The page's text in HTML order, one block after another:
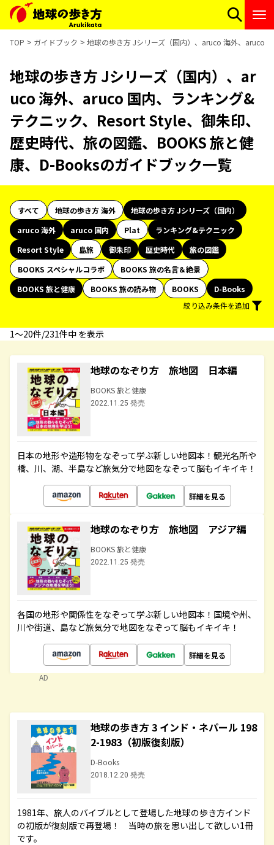
TOP ガイドブック 地球の歩き方 Jシリーズ（国内）、aruco 海外、aruco
地球の歩き方 Jシリーズ（国内）、ar
uco 海外、aruco 国内、ランキング&
テクニック、Resort Style、御朱印、
歴史時代、旅の図鑑、BOOKS 旅と健
康、D-Booksのガイドブック一覧
すべて 地球の歩き方 海外
地球の歩き方 Jシリーズ（国内）
aruco 海外
aruco 国内 Plat
ランキング&テクニック
Resort Style
島旅 御朱印 歴史時代
旅の図鑑
BOOKS スペシャルコラボ
BOOKS 旅の名言＆絶景
BOOKS 旅と健康
BOOKS 旅の読み物 BOOKS
D-Books
絞り込み条件を追加
1〜20件/231件中 を表示
地球のなぞり方 旅地図 日本編
BOOKS 旅と健康
2022.11.25 発売
日本の地形や造形物をなぞって学ぶ新しい地図本！観光名所や
橋、川、湖、半島など旅気分で地図をなぞって脳もイキイキ！
詳細を見る
地球のなぞり方 旅地図 アジア編
BOOKS 旅と健康
2022.11.25 発売
各国の地形や関係性をなぞって学ぶ新しい地図本！国境や州、
川や街道、島など旅気分で地図をなぞって脳もイキイキ！
詳細を見る
AD
地球の歩き方 3 インド・ネパール 198
2-1983（初版復刻版）
D-Books
2018.12.20 発売
1981年、旅人のバイブルとして登場した地球の歩き方インド
の初版が復刻版で再登場！ 当時の旅を思い出して欲しい1冊
です。